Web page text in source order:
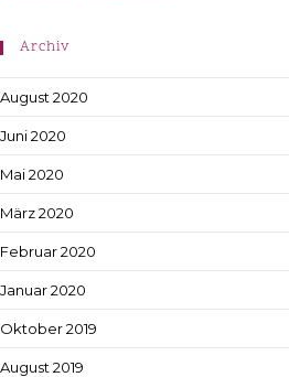
Archiv
August 2020
Juni 2020
Mai 2020
März 2020
Februar 2020
Januar 2020
Oktober 2019
August 2019